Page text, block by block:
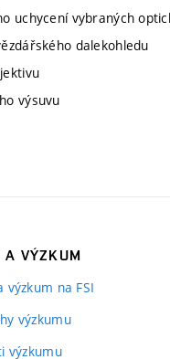
uchycení vybraných
dalekohledu
výsuvu
A VÝZKUM
výzkum na FSI
výzkumu
výzkumu